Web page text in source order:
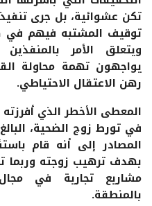
تكن عشوائية، بل جرى
توقيف المشتبه فيهم في
ويتعلق الأمر
يواجهون تهمة محاولة
رهن الاعتقال الاحتياطي.
المعطى الأخطر الذي
المصادر إلى أنه قام
بهدف ترهيب زوجته وربما
مشاريع تجارية في
بالمنطقة.